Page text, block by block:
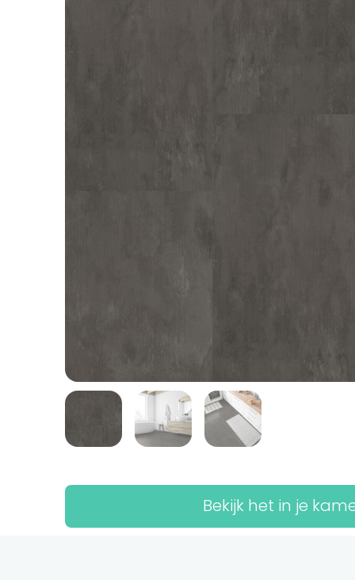
Bekijk het in je